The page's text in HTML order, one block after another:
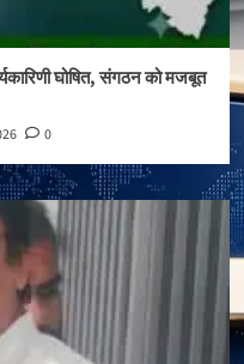
घोषित, संगठन को मजबूत
0